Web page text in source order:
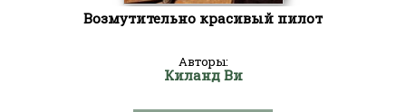
Возмутительно красивый пилот
Авторы:
Киланд Ви